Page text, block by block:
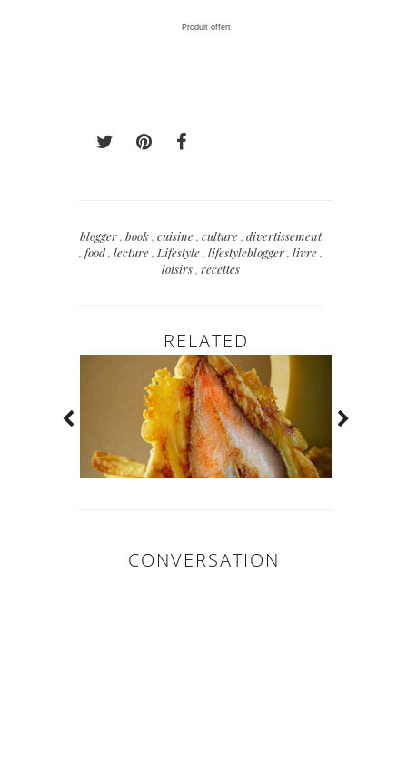
Produit offert
blogger, book, cuisine, culture, divertissement
, food, lecture, Lifestyle, lifestyleblogger, livre,
loisirs, recettes
RELATED
CONVERSATION